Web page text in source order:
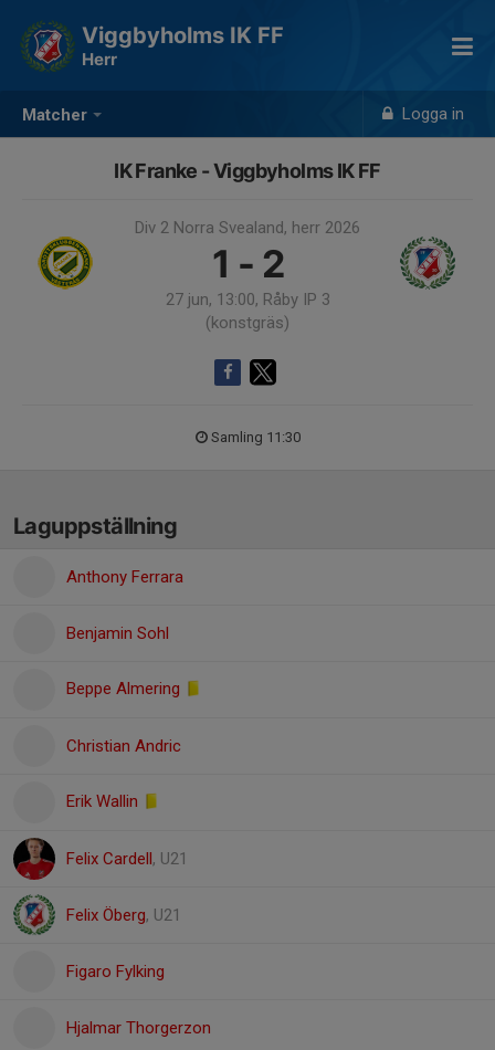
Matcher Logga in
Viggbyholms IK FF
Herr
IK Franke - Viggbyholms IK FF
Div 2 Norra Svealand, herr 2026
1 - 2
27 jun, 13:00, Råby IP 3
(konstgräs)
Samling 11:30
Laguppställning
Anthony Ferrara
Benjamin Sohl
Beppe Almering
Christian Andric
Erik Wallin
Felix Cardell, U21
Felix Öberg, U21
Figaro Fylking
Hjalmar Thorgerzon